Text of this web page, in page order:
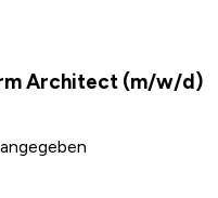
Architect (m/w/d)